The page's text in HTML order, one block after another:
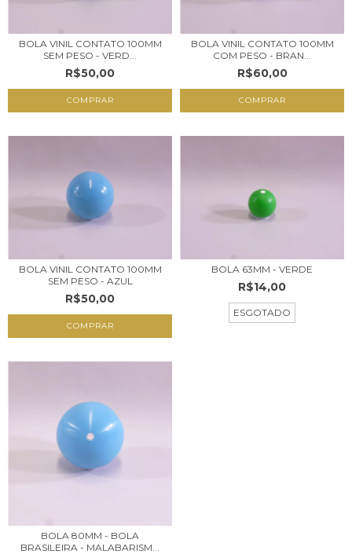
BOLA VINIL CONTATO 100MM
SEM PESO - VERD...
R$50,00
BOLA VINIL CONTATO 100MM
COM PESO - BRAN...
R$60,00
BOLA VINIL CONTATO 100MM
SEM PESO - AZUL
R$50,00
BOLA 63MM - VERDE
R$14,00
ESGOTADO
BOLA 80MM - BOLA
BRASILEIRA - MALABARISM...